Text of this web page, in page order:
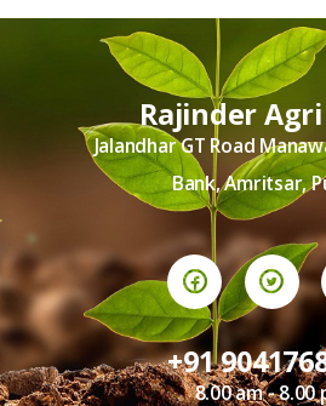
Rajinder
Jalandhar GT Road
Bank, Amritsar,
+91
8.00 am - 8.00